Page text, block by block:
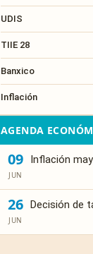
UDIS
TIIE 28
Banxico
Inflación
AGENDA
09
JUN
Inflación
26
JUN
Decisión de